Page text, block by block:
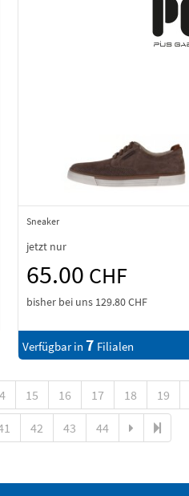
Sneaker
jetzt nur
65.00 CHF
bisher bei uns 129.80 CHF
Verfügbar in 7 Filialen
15 16 17 18 19
42 43 44